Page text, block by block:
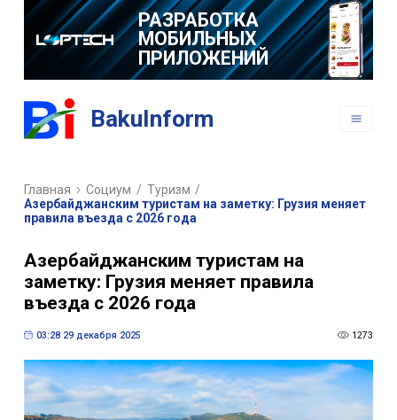
РАЗРАБОТКА
МОБИЛЬНЫХ
ПРИЛОЖЕНИЙ
BakuInform
Главная Социум / Туризм /
Азербайджанским туристам на заметку: Грузия меняет
правила въезда с 2026 года
Азербайджанским туристам на
заметку: Грузия меняет правила
въезда с 2026 года
03:28 29 декабря 2025 1273